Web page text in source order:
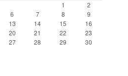
1
2
6 7 8
9
13 14 15
16
20 21 22
23
27 28 29
30